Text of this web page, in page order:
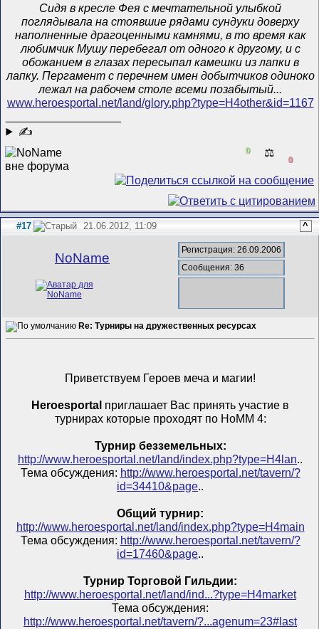
Сидя в кресле Фея с мечтательной улыбкой
поглядывала на стоявшие рядами сундуки доверху
наполненные драгоценными камнями, в то время как
любимчик Мушу перебегал от одного к другому, и с
обожанием в глазах пересыпал камешки из лапки в
лапку. Пергамент с перечнем имен добытчиков одиноко
лежал на рабочем столе всеми позабытый...
www.heroesportal.net/land/glory.php?type=H4other&id=1167
✍
0 ⚖️
0
#17 21.06.2012, 11:09 ^
NoName
Регистрация: 26.09.2006
Сообщения: 36
Re: Турниры на дружественных ресурсах
Приветствуем Героев меча и магии!
Heroesportal приглашает Вас принять участие в
турнирах которые проходят по HoMM 4:
Турнир безземельных:
http://www.heroesportal.net/land/index.php?type=H4lan..
Тема обсуждения: http://www.heroesportal.net/tavern/?
id=34410&page..
Общий турнир:
http://www.heroesportal.net/land/index.php?type=H4main
Тема обсуждения: http://www.heroesportal.net/tavern/?
id=17460&page..
Турнир Торговой Гильдии:
http://www.heroesportal.net/land/ind...?type=H4market
Тема обсуждения:
http://www.heroesportal.net/tavern/?...agenum=23#last